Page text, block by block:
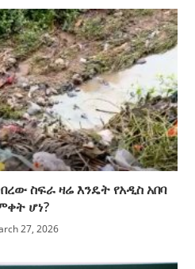
ስፍራ ዛሬ እንዴት የአዲስ አበባ
ሆነ?
27, 2026